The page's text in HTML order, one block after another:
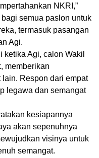
NKRI,”
semua paslon untuk
termasuk pasangan
Agi.
Agi, calon Wakil
memberikan
Respon dari empat
legawa dan semangat
kesiapannya
akan sepenuhnya
visinya untuk
semangat.